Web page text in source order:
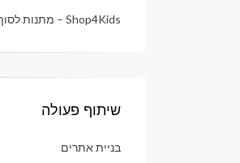
Shop4Kids – מתנות לסוף שנה
שיתוף פעולה
בניית אתרים